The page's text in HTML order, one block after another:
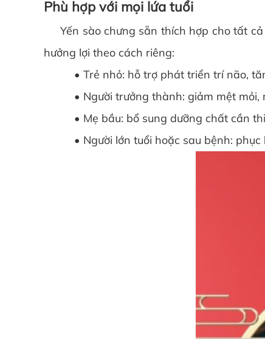
Phù hợp với mọi lứa tuổi
Yến sào chưng sẵn thích hợp cho tất cả
hưởng lợi theo cách riêng:
• Trẻ nhỏ: hỗ trợ phát triển trí não,
• Người trưởng thành: giảm mệt mỏi,
• Mẹ bầu: bổ sung dưỡng chất cần
• Người lớn tuổi hoặc sau bệnh: phục